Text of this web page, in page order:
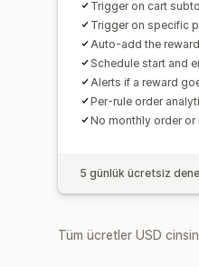
Trigger on cart
Trigger on specific
Auto-add the
Schedule start and
Alerts if a reward
Per-rule order
No monthly order or
5 günlük ücretsiz
Tüm ücretler USD